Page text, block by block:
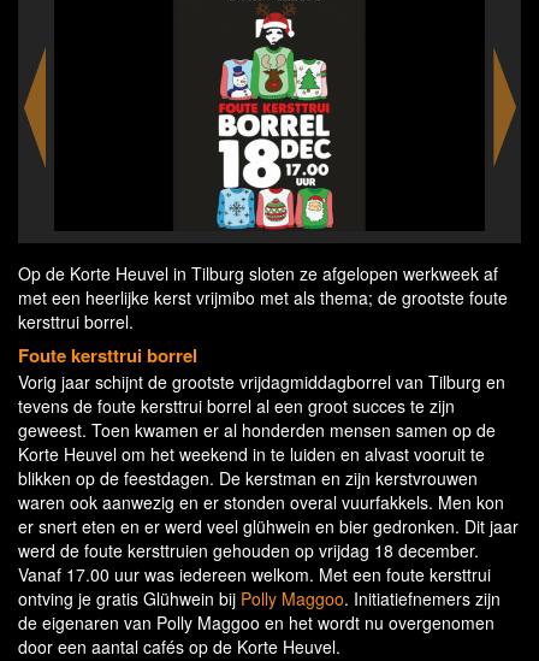
Op de Korte Heuvel in Tilburg sloten ze afgelopen werkweek af
met een heerlijke kerst vrijmibo met als thema; de grootste foute
kersttrui borrel.
Foute kersttrui borrel
Vorig jaar schijnt de grootste vrijdagmiddagborrel van Tilburg en
tevens de foute kersttrui borrel al een groot succes te zijn
geweest. Toen kwamen er al honderden mensen samen op de
Korte Heuvel om het weekend in te luiden en alvast vooruit te
blikken op de feestdagen. De kerstman en zijn kerstvrouwen
waren ook aanwezig en er stonden overal vuurfakkels. Men kon
er snert eten en er werd veel glühwein en bier gedronken. Dit jaar
werd de foute kersttruien gehouden op vrijdag 18 december.
Vanaf 17.00 uur was iedereen welkom. Met een foute kersttrui
ontving je gratis Glühwein bij Polly Maggoo. Initiatiefnemers zijn
de eigenaren van Polly Maggoo en het wordt nu overgenomen
door een aantal cafés op de Korte Heuvel.